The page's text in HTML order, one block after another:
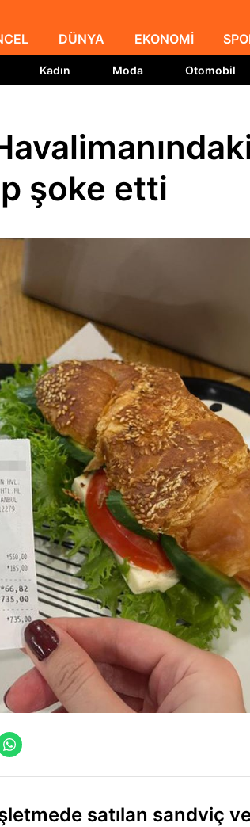
DÜNYA EKONOMİ
Kadın Moda Otomobil
şoke etti
satılan sandviç